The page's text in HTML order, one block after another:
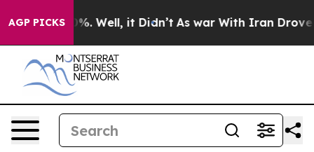
AGP PICKS
40%. Well, it Didn’t As war With Iran Drove oil